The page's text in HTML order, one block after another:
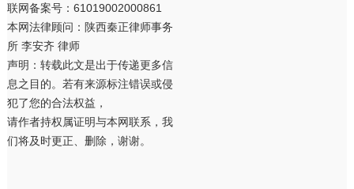
联网备案号：61019002000861
本网法律顾问：陕西秦正律师事务
所 李安齐 律师
声明：转载此文是出于传递更多信
息之目的。若有来源标注错误或侵
犯了您的合法权益，
请作者持权属证明与本网联系，我
们将及时更正、删除，谢谢。